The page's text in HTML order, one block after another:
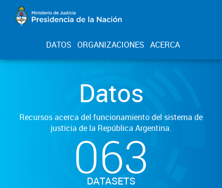
DATOS ORGANIZACIONES ACERCA
Datos
Recursos acerca del funcionamiento del sistema de
justicia de la República Argentina.
063
DATASETS